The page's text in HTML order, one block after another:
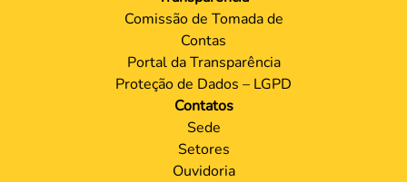
Comissão de Tomada de
Contas
Portal da Transparência
Proteção de Dados – LGPD
Contatos
Sede
Setores
Ouvidoria